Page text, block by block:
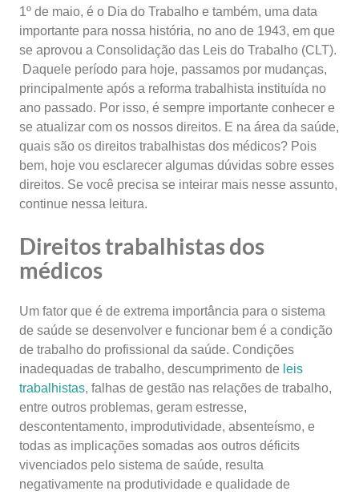
1º de maio, é o Dia do Trabalho e também, uma data
importante para nossa história, no ano de 1943, em que
se aprovou a Consolidação das Leis do Trabalho (CLT).
Daquele período para hoje, passamos por mudanças,
principalmente após a reforma trabalhista instituída no
ano passado. Por isso, é sempre importante conhecer e
se atualizar com os nossos direitos. E na área da saúde,
quais são os direitos trabalhistas dos médicos? Pois
bem, hoje vou esclarecer algumas dúvidas sobre esses
direitos. Se você precisa se inteirar mais nesse assunto,
continue nessa leitura.
Direitos trabalhistas dos
médicos
Um fator que é de extrema importância para o sistema
de saúde se desenvolver e funcionar bem é a condição
de trabalho do profissional da saúde. Condições
inadequadas de trabalho, descumprimento de leis
trabalhistas, falhas de gestão nas relações de trabalho,
entre outros problemas, geram estresse,
descontentamento, improdutividade, absenteísmo, e
todas as implicações somadas aos outros déficits
vivenciados pelo sistema de saúde, resulta
negativamente na produtividade e qualidade de